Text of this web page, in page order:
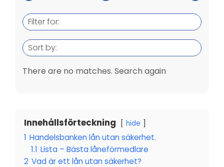
Filter for:
Sort by:
There are no matches. Search again
Innehållsförteckning hide
1 Handelsbanken lån utan säkerhet.
1.1 Lista – Bästa låneförmedlare
2 Vad är ett lån utan säkerhet?